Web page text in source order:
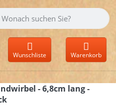
Sie einen Suchbegriff ein.
Wunschliste Warenkorb
- 6,8cm lang -